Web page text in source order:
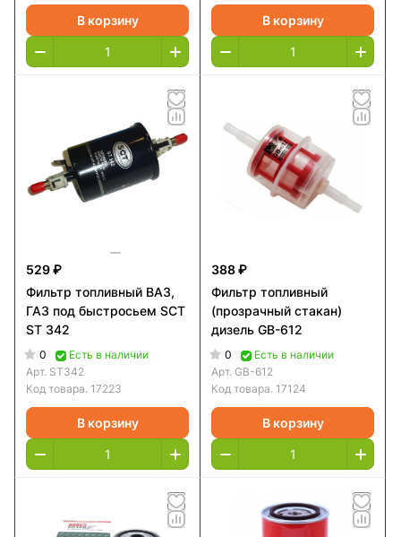
В корзину В корзину
529 ₽
Фильтр топливный ВАЗ,
ГАЗ под быстросьем SCT
ST 342
0
Есть в наличии
Арт. ST342
Код товара. 17223
В корзину
388 ₽
Фильтр топливный
(прозрачный стакан)
дизель GB-612
0
Есть в наличии
Арт. GB-612
Код товара. 17124
В корзину